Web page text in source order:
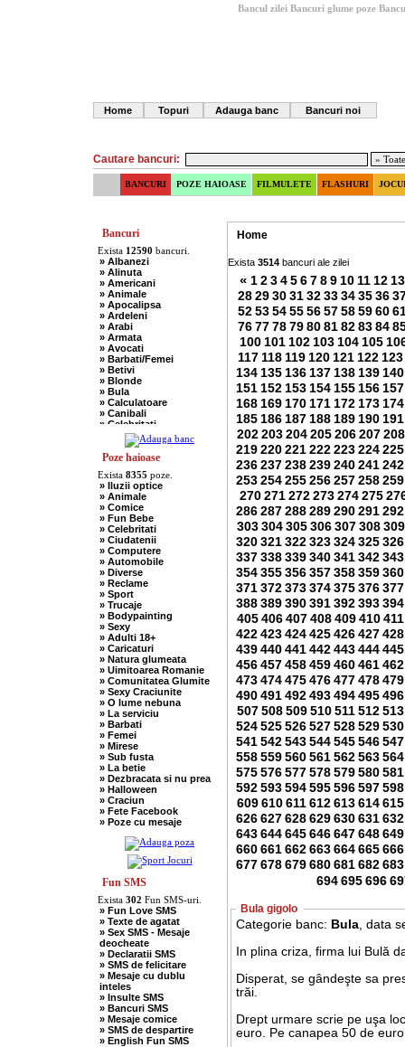
Bancul zilei Bancuri glume poze
Home Topuri Adauga banc Bancuri noi
Cautare bancuri:
BANCURI POZE HAIOASE FILMULETE FLASHURI
Bancuri
Exista 12590 bancuri.
» Albanezi
» Alinuta
» Americani
» Animale
» Apocalipsa
» Ardeleni
» Arabi
» Armata
» Avocati
» Barbati/Femei
» Betivi
» Blonde
» Bula
» Calculatoare
» Canibali
» Celebritati
» Chelneri
» Chuck Norris
» Ciobani
» Copii
» Craciun
» Cugetari
» Culmi
» Deocheate
» Diverse
» Doctori
» Elevi-Studenti
» Englezi
» Evrei
» Francezi
» Ingineri
» Ion si Maria
» Istorice
» Misogine
» Moldoveni
» Mosnegi
» Nebuni
» Negri
» Olteni
» Pescari
» Perle
» Politice
» Politisti
» Popi
» Radio Erevan
» Religioase
» Romani
» Sadice
» Secretare
» Sefi
» Scotieni
» Seci
» Soacre
» Sport
» Soferi
» Tarani
» Tigani
» Umor Negru
» Vanatori
Poze haioase
Exista 8355 poze.
» Iluzii optice
» Animale
» Comice
» Fun Bebe
» Celebritati
» Ciudatenii
» Computere
» Automobile
» Diverse
» Reclame
» Sport
» Trucaje
» Bodypainting
» Sexy
» Adulti 18+
» Caricaturi
» Natura glumeata
» Uimitoarea Romanie
» Comunitatea Glumite
» Sexy Craciunite
» O lume nebuna
» La serviciu
» Barbati
» Femei
» Mirese
» Sub fusta
» La betie
» Dezbracata si nu prea
» Halloween
» Craciun
» Fete Facebook
» Poze cu mesaje
Fun SMS
Exista 302 Fun SMS-uri.
» Fun Love SMS
» Texte de agatat
» Sex SMS - Mesaje
deocheate
» Declaratii SMS
» SMS de felicitare
» Mesaje cu dublu
inteles
» Insulte SMS
» Bancuri SMS
» Mesaje comice
» SMS de despartire
» English Fun SMS
Home
Exista 3514bancuri ale zilei
« 1 2 3 4 5 6 7 8 9 10 11 12 13
28 29 30 31 32 33 34 35 36
52 53 54 55 56 57 58 59 60
76 77 78 79 80 81 82 83 84
100 101 102 103 104 105
117 118 119 120 121 122 123
134 135 136 137 138 139 140
151 152 153 154 155 156 157
168 169 170 171 172 173 174
185 186 187 188 189 190 191
202 203 204 205 206 207 208
219220221222223224225
236237238239240241242
253254255256257258259
270271272273274275
286287288289290291292
303 304 305 306 307 308 309
320321322323324325326
337338339340341342343
354355356357358359360
371372373374375376377
388389390391392393394
405 406 407 408 409 410 411
422423424425426427428
439440441442443444445
456457458459460461462
473474475476477478479
490491492493494495496
507 508 509 510 511 512 513
524525526527528529530
541542543544545546547
558559560561562563564
575576577578579580581
592593594595596597598
609 610 611 612 613 614 615
626627628629630631632
643644645646647648649
660661662663664665666
677678679680681682683
694695696
Bula gigolo
Categorie banc: Bula, data
In plina criza, firma lui Bulă
Disperat, se gândeşte sa
trăi.
Drept urmare scrie pe uşa
euro. Pe canapea 50 de